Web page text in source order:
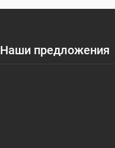
Наши предложения